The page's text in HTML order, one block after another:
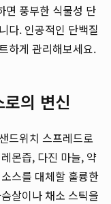
면 풍부한 식물성 단
다. 인공적인 단백질
하게 관리해보세요.
의 변신
드위치 스프레드로
몬즙, 다진 마늘, 약
스를 대체할 훌륭한
살이나 채소 스틱을